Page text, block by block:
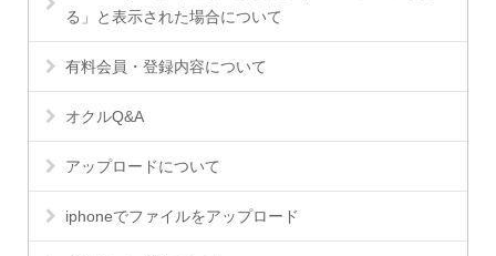
る」と表示された場合について
有料会員・登録内容について
オクルQ&A
アップロードについて
iphoneでファイルをアップロード